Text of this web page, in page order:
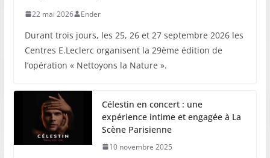
22 mai 2026 Ender
Durant trois jours, les 25, 26 et 27 septembre 2026 les
Centres E.Leclerc organisent la 29ème édition de
l’opération « Nettoyons la Nature ».
Célestin en concert : une
expérience intime et engagée à La
Scène Parisienne
10 novembre 2025